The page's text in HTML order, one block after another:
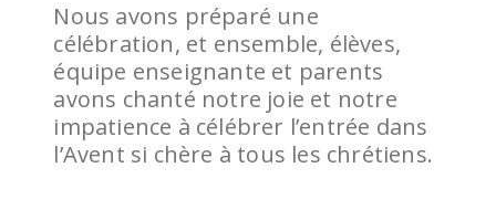
Nous avons préparé une
célébration, et ensemble, élèves,
équipe enseignante et parents
avons chanté notre joie et notre
impatience à célébrer l’entrée dans
l’Avent si chère à tous les chrétiens.